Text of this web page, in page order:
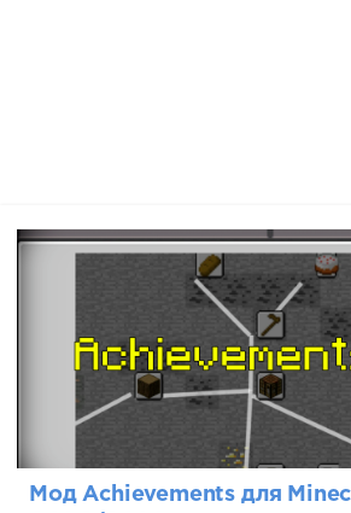
Мод Achievements для